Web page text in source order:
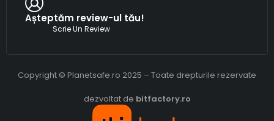
Așteptăm review-ul tău!
Scrie Un Review
Copyright © Planetsafe.ro 2025 – Toate drepturile rezervate
dezvoltat de bitfactory.ro